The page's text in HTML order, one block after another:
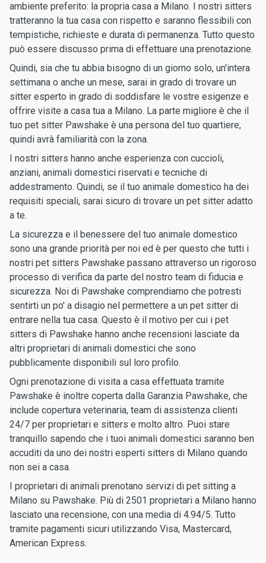
ambiente preferito: la propria casa a Milano. I nostri sitters
tratteranno la tua casa con rispetto e saranno flessibili con
tempistiche, richieste e durata di permanenza. Tutto questo
può essere discusso prima di effettuare una prenotazione.
Quindi, sia che tu abbia bisogno di un giorno solo, un'intera
settimana o anche un mese, sarai in grado di trovare un
sitter esperto in grado di soddisfare le vostre esigenze e
offrire visite a casa tua a Milano. La parte migliore è che il
tuo pet sitter Pawshake è una persona del tuo quartiere,
quindi avrà familiarità con la zona.
I nostri sitters hanno anche esperienza con cuccioli,
anziani, animali domestici riservati e tecniche di
addestramento. Quindi, se il tuo animale domestico ha dei
requisiti speciali, sarai sicuro di trovare un pet sitter adatto
a te.
La sicurezza e il benessere del tuo animale domestico
sono una grande priorità per noi ed è per questo che tutti i
nostri pet sitters Pawshake passano attraverso un rigoroso
processo di verifica da parte del nostro team di fiducia e
sicurezza. Noi di Pawshake comprendiamo che potresti
sentirti un po' a disagio nel permettere a un pet sitter di
entrare nella tua casa. Questo è il motivo per cui i pet
sitters di Pawshake hanno anche recensioni lasciate da
altri proprietari di animali domestici che sono
pubblicamente disponibili sul loro profilo.
Ogni prenotazione di visita a casa effettuata tramite
Pawshake è inoltre coperta dalla Garanzia Pawshake, che
include copertura veterinaria, team di assistenza clienti
24/7 per proprietari e sitters e molto altro. Puoi stare
tranquillo sapendo che i tuoi animali domestici saranno ben
accuditi da uno dei nostri esperti sitters di Milano quando
non sei a casa.
I proprietari di animali prenotano servizi di pet sitting a
Milano su Pawshake. Più di 2501 proprietari a Milano hanno
lasciato una recensione, con una media di 4.94/5. Tutto
tramite pagamenti sicuri utilizzando Visa, Mastercard,
American Express.